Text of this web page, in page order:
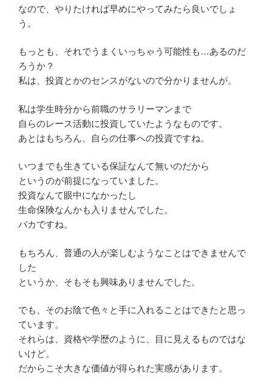
なので、やりたければ早めにやってみたら良いでしょ
う。
もっとも、それでうまくいっちゃう可能性も…あるのだ
ろうか？
私は、投資とかのセンスがないので分かりませんが。
私は学生時分から前職のサラリーマンまで
自らのレース活動に投資していたようなものです。
あとはもちろん、自らの仕事への投資ですね。
いつまでも生きている保証なんて無いのだから
というのが前提になっていました。
投資なんて眼中になかったし
生命保険なんかも入りませんでした。
バカですね。
もちろん、普通の人が楽しむようなことはできませんで
した
というか、そもそも興味ありませんでした。
でも、そのお陰で色々と手に入れることはできたと思っ
ています。
それらは、資格や学歴のように、目に見えるものではな
いけど。
だからこそ大きな価値が得られた実感があります。